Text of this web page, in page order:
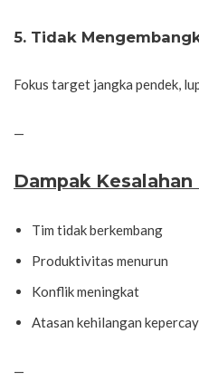
5. Tidak
Fokus target jangka pendek,
—
Dampak Kesalahan
Tim tidak berkembang
Produktivitas menurun
Konflik meningkat
Atasan kehilangan
—